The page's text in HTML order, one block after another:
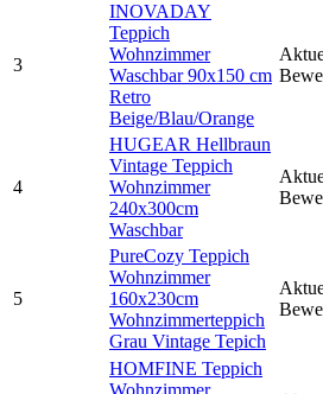
3
INOVADAY
Teppich
Wohnzimmer
Waschbar 90x150 cm
Retro
Beige/Blau/Orange
4
HUGEAR Hellbraun
Vintage Teppich
Wohnzimmer
240x300cm
Waschbar
5
PureCozy Teppich
Wohnzimmer
160x230cm
Wohnzimmerteppich
Grau Vintage Tepich
HOMFINE Teppich